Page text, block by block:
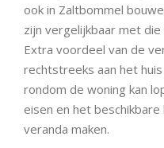
ook in Zaltbommel
zijn vergelijkbaar met
Extra voordeel van de
rechtstreeks aan het
rondom de woning kan
eisen en het
veranda maken.